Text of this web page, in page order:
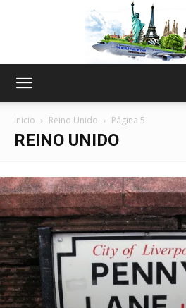
Thru
My
Inicio Reino Unido Página 5
REINO UNIDO